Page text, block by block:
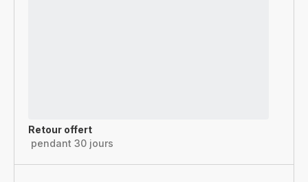
Retour offert
pendant 30 jours